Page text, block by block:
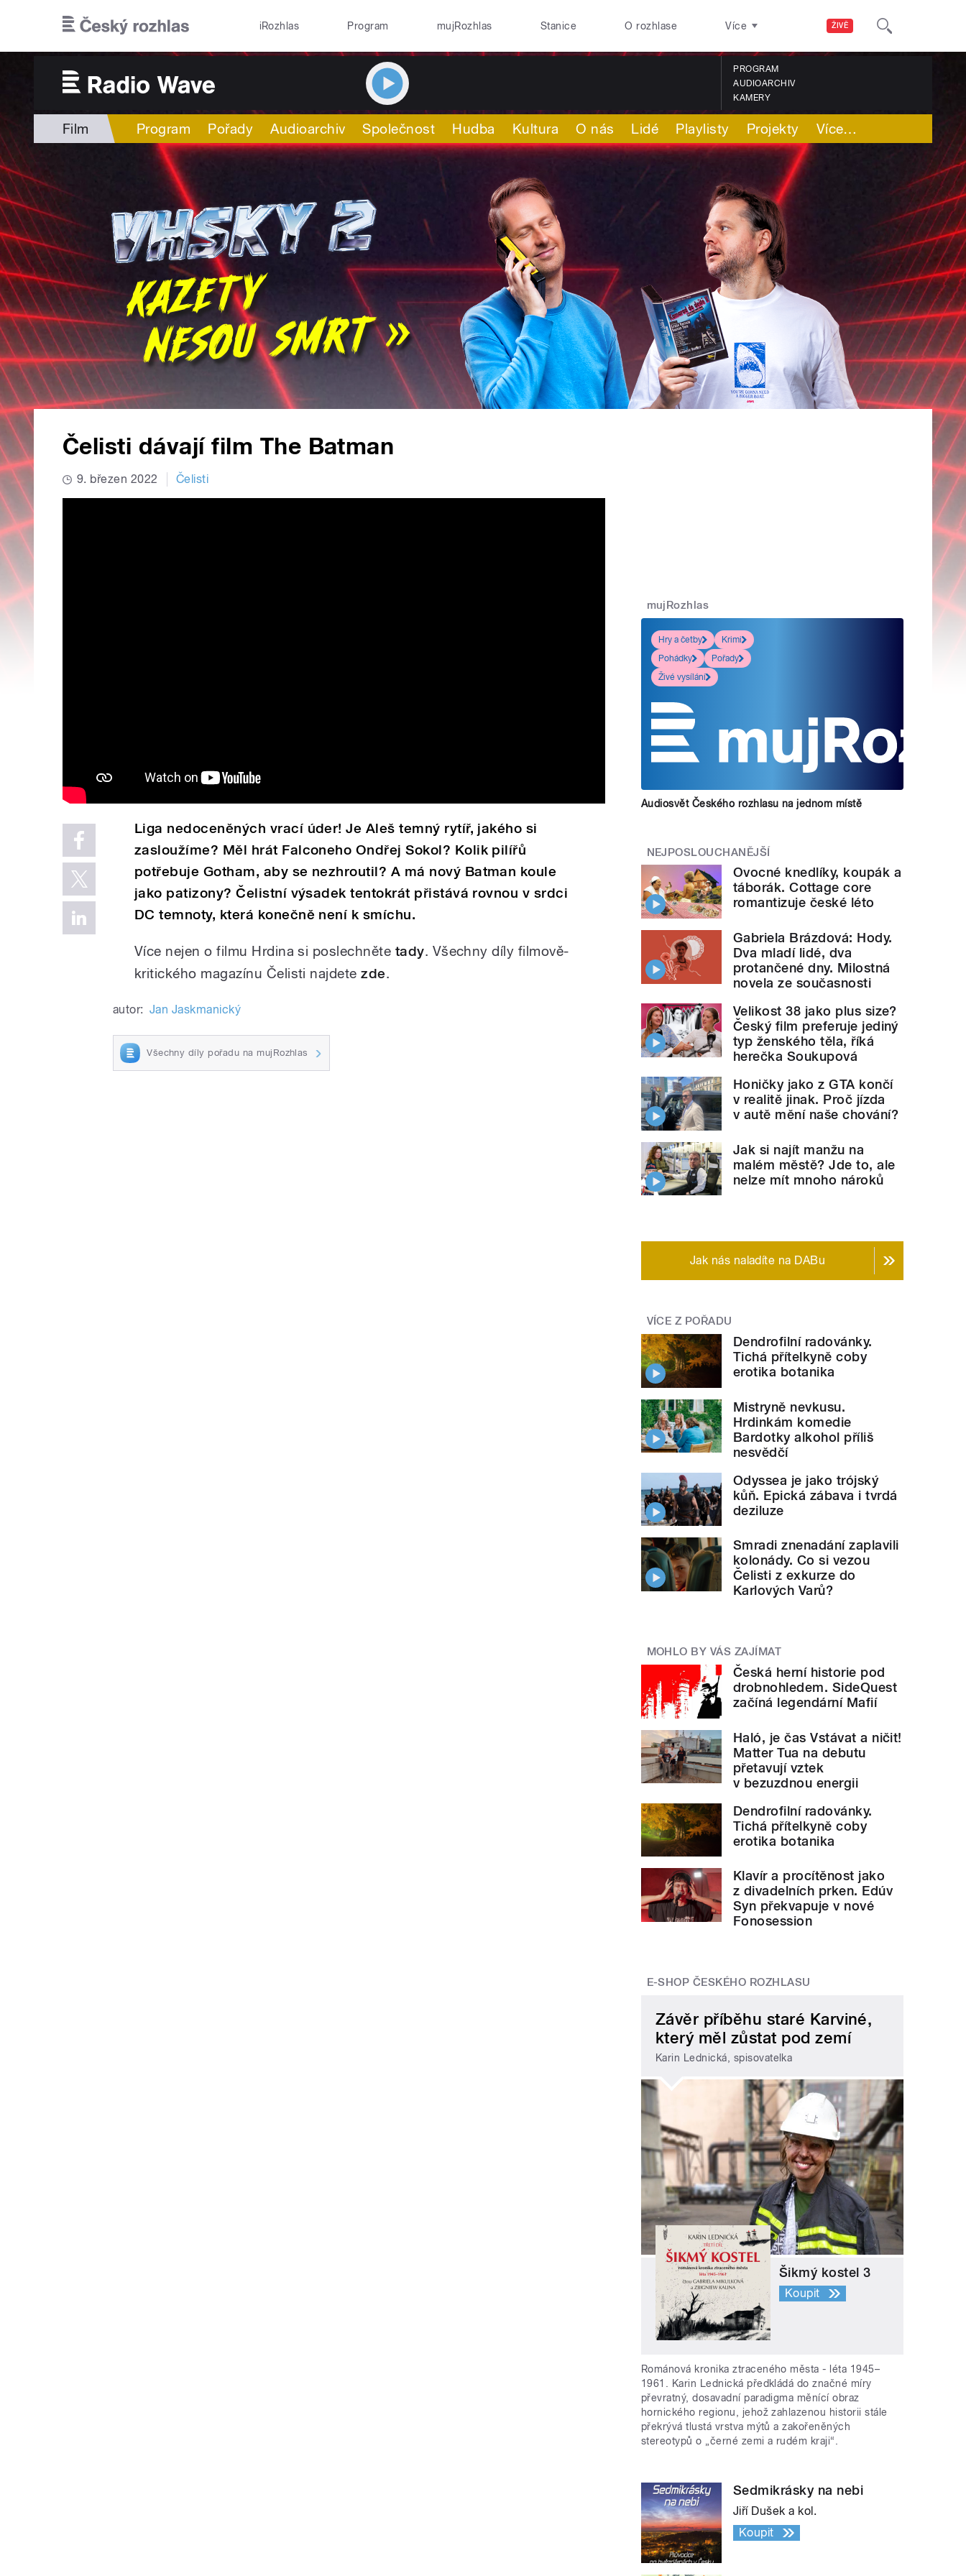
ŽIVĚ
iRozhlas Program mujRozhlas Stanice O rozhlase Více
PROGRAM
AUDIOARCHIV
KAMERY
Film Program Pořady Audioarchiv Společnost Hudba Kultura O nás Lidé Playlisty Projekty Více…
Čelisti dávají film The Batman
9. březen 2022 Čelisti
Liga nedoceněných vrací úder! Je Aleš temný rytíř, jakého si
zasloužíme? Měl hrát Falconeho Ondřej Sokol? Kolik pilířů
potřebuje Gotham, aby se nezhroutil? A má nový Batman koule
jako patizony? Čelistní výsadek tentokrát přistává rovnou v srdci
DC temnoty, která konečně není k smíchu.
Více nejen o filmu Hrdina si poslechněte tady. Všechny díly filmově-
kritického magazínu Čelisti najdete zde.
autor: Jan Jaskmanický
Všechny díly pořadu na mujRozhlas
mujRozhlas
Hry a četby
Krimi
Pohádky
Pořady
Živé vysílání
Audiosvět Českého rozhlasu na jednom místě
NEJPOSLOUCHANĚJŠÍ
Ovocné knedlíky, koupák a
táborák. Cottage core
romantizuje české léto
Gabriela Brázdová: Hody.
Dva mladí lidé, dva
protančené dny. Milostná
novela ze současnosti
Velikost 38 jako plus size?
Český film preferuje jediný
typ ženského těla, říká
herečka Soukupová
Honičky jako z GTA končí
v realitě jinak. Proč jízda
v autě mění naše chování?
Jak si najít manžu na
malém městě? Jde to, ale
nelze mít mnoho nároků
Jak nás naladíte na DABu
VÍCE Z POŘADU
Dendrofilní radovánky.
Tichá přítelkyně coby
erotika botanika
Mistryně nevkusu.
Hrdinkám komedie
Bardotky alkohol příliš
nesvědčí
Odyssea je jako trójský
kůň. Epická zábava i tvrdá
deziluze
Smradi znenadání zaplavili
kolonády. Co si vezou
Čelisti z exkurze do
Karlových Varů?
MOHLO BY VÁS ZAJÍMAT
Česká herní historie pod
drobnohledem. SideQuest
začíná legendární Mafií
Haló, je čas Vstávat a ničit!
Matter Tua na debutu
přetavují vztek
v bezuzdnou energii
Dendrofilní radovánky.
Tichá přítelkyně coby
erotika botanika
Klavír a procítěnost jako
z divadelních prken. Edúv
Syn překvapuje v nové
Fonosession
E-SHOP ČESKÉHO ROZHLASU
Závěr příběhu staré Karviné,
který měl zůstat pod zemí
Karin Lednická, spisovatelka
Šikmý kostel 3
Koupit
Románová kronika ztraceného města - léta 1945–
1961. Karin Lednická předkládá do značné míry
převratný, dosavadní paradigma měnící obraz
hornického regionu, jehož zahlazenou historii stále
překrývá tlustá vrstva mýtů a zakořeněných
stereotypů o „černé zemi a rudém kraji“.
Sedmikrásky na nebi
Jiří Dušek a kol.
Koupit